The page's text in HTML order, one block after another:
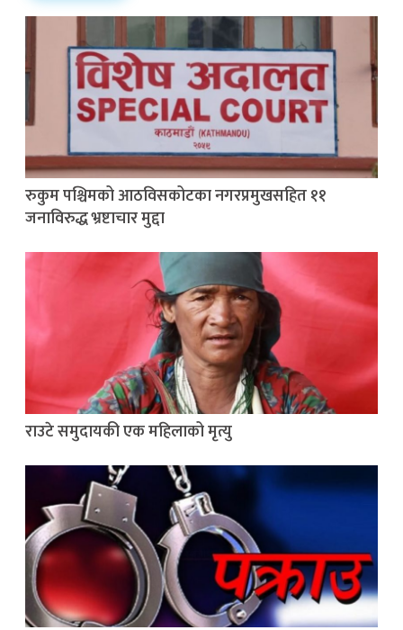
रुकुम पश्चिमको आठविसकोटका नगरप्रमुखसहित ११
जनाविरुद्ध भ्रष्टाचार मुद्दा
राउटे समुदायकी एक महिलाको मृत्यु